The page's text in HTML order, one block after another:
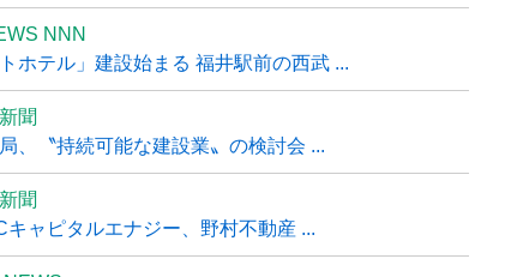
NNN
ホテル」建設始まる 福井駅前の西武 ...
聞
、〝持続可能な建設業〟の検討会 ...
聞
ャピタルエナジー、野村不動産 ...